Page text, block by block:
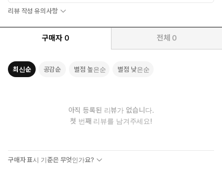
리뷰 작성 유의사항
구매자 0 전체 0
최신순 공감순 별점 높은순 별점 낮은순
아직 등록된 리뷰가 없습니다.
첫 번째 리뷰를 남겨주세요!
구매자 표시 기준은 무엇인가요?